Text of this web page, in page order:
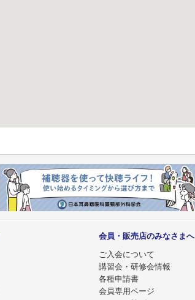
会員・販売店のみなさまへ
ご入会について
講習会・研修会情報
各種申請書
会員専用ページ